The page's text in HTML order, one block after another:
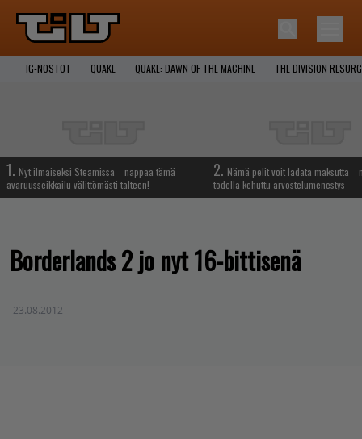
IG-NOSTOT QUAKE QUAKE: DAWN OF THE MACHINE THE DIVISION
1. Nyt ilmaiseksi Steamissa – nappaa tämä
avaruusseikkailu välittömästi talteen!
2. Nämä pelit voit ladata maksutta –
todella kehuttu arvostelumenestys
Borderlands 2 jo nyt 16-bittisenä
23.08.2012